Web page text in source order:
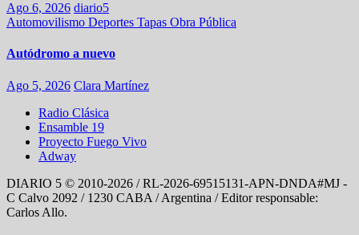
Ago 6, 2026 diario5
Automovilismo Deportes Tapas Obra Pública
Autódromo a nuevo
Ago 5, 2026 Clara Martínez
Radio Clásica
Ensamble 19
Proyecto Fuego Vivo
Adway
DIARIO 5 © 2010-2026 / RL-2026-69515131-APN-DNDA#MJ -
C Calvo 2092 / 1230 CABA / Argentina / Editor responsable:
Carlos Allo.